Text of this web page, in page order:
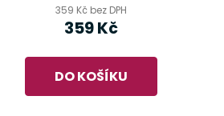
359 Kč bez DPH
359 Kč
DO KOŠÍKU